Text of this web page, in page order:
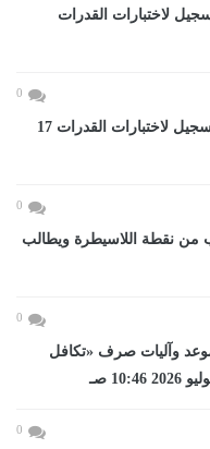
رابط التسجيل لاختبارات القدرات
0
تنسيق الجامعات 2026.. إتاحة التسجيل لاختبارات القدرات 17
0
نقطة اللاسيطرة ويطالب
0
جنيه.. موعد وآليات صرف «تكافل
0